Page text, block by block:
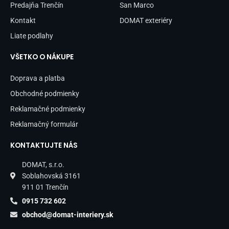
Predajňa Trenčín
Kontakt
Liate podlahy
San Marco
DOMAT exteriéry
VŠETKO O NÁKUPE
Doprava a platba
Obchodné podmienky
Reklamačné podmienky
Reklamačný formulár
KONTAKTUJTE NÁS
DOMAT, s.r.o.
Soblahovská 3161
911 01 Trenčín
0915 732 602
obchod@domat-interiery.sk